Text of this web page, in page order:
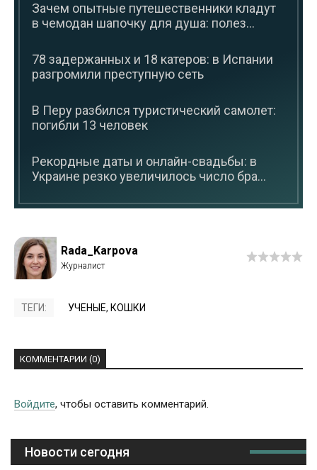
Зачем опытные путешественники кладут
в чемодан шапочку для душа: полез...
78 задержанных и 18 катеров: в Испании
разгромили преступную сеть
В Перу разбился туристический самолет:
погибли 13 человек
Рекордные даты и онлайн-свадьбы: в
Украине резко увеличилось число бра...
Rada_Karpova
ТЕГИ: УЧЕНЫЕ, КОШКИ
КОММЕНТАРИИ (0)
Войдите, чтобы оставить комментарий.
Новости сегодня